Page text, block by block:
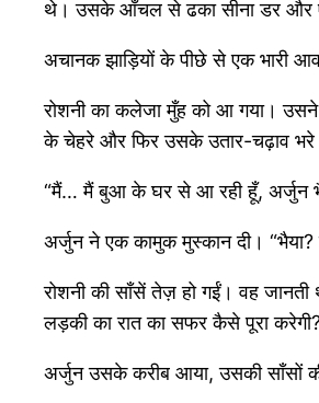
थे। उसके आँचल से ढका सीना डर और
अचानक झाड़ियों के पीछे से एक भारी
रोशनी का कलेजा मुँह को आ गया। उसने
के चेहरे और फिर उसके उतार-चढ़ाव भरे
“मैं… मैं बुआ के घर से आ रही हूँ, अर्जुन
अर्जुन ने एक कामुक मुस्कान दी।
रोशनी की साँसें तेज़ हो गईं। वह
लड़की का रात का सफर कैसे पूरा
अर्जुन उसके करीब आया, उसकी साँसों